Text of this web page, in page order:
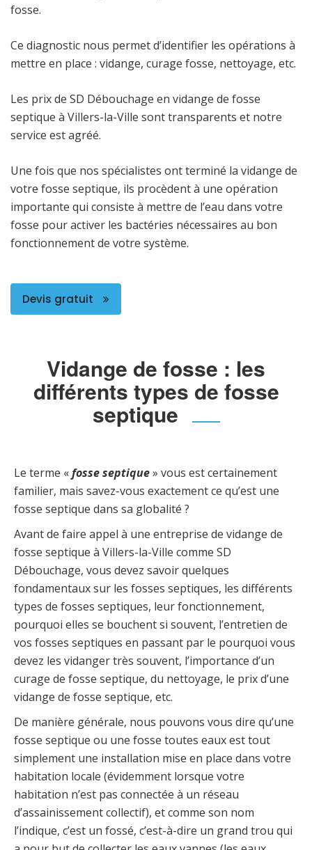
fosse.
Ce diagnostic nous permet d’identifier les opérations à
mettre en place : vidange, curage fosse, nettoyage, etc.
Les prix de SD Débouchage en vidange de fosse
septique à Villers-la-Ville sont transparents et notre
service est agréé.
Une fois que nos spécialistes ont terminé la vidange de
votre fosse septique, ils procèdent à une opération
importante qui consiste à mettre de l’eau dans votre
fosse pour activer les bactéries nécessaires au bon
fonctionnement de votre système.
Devis gratuit
Vidange de fosse : les
différents types de fosse
septique
Le terme «fosse septique» vous est certainement
familier, mais savez-vous exactement ce qu’est une
fosse septique dans sa globalité ?
Avant de faire appel à une entreprise de vidange de
fosse septique à Villers-la-Ville comme SD
Débouchage, vous devez savoir quelques
fondamentaux sur les fosses septiques, les différents
types de fosses septiques, leur fonctionnement,
pourquoi elles se bouchent si souvent, l’entretien de
vos fosses septiques en passant par le pourquoi vous
devez les vidanger très souvent, l’importance d’un
curage de fosse septique, du nettoyage, le prix d’une
vidange de fosse septique, etc.
De manière générale, nous pouvons vous dire qu’une
fosse septique ou une fosse toutes eaux est tout
simplement une installation mise en place dans votre
habitation locale (évidemment lorsque votre
habitation n’est pas connectée à un réseau
d’assainissement collectif), et comme son nom
l’indique, c’est un fossé, c’est-à-dire un grand trou qui